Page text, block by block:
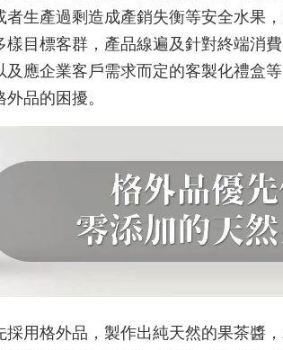
生產過剩造成產銷失衡等安全水果
目標客群，產品線遍及針對終端消
應企業客戶需求而定的客製化禮盒
品的困擾。
採用格外品，製作出純天然的果茶醬